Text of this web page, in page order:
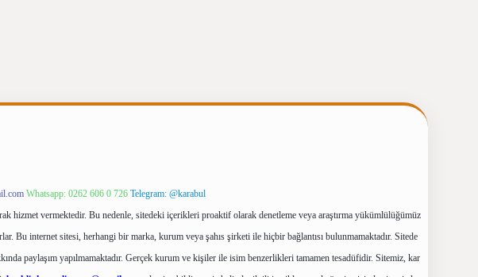
Whatsapp: 0262 606 0 726 Telegram: @karabul
hizmet vermektedir. Bu nedenle, sitedeki içerikleri proaktif olarak denetleme veya araştırma yükümlülüğümüz
Bu internet sitesi, herhangi bir marka, kurum veya şahıs şirketi ile hiçbir bağlantısı bulunmamaktadır. Sitede
paylaşım yapılmamaktadır. Gerçek kurum ve kişiler ile isim benzerlikleri tamamen tesadüfidir. Sitemiz, kar